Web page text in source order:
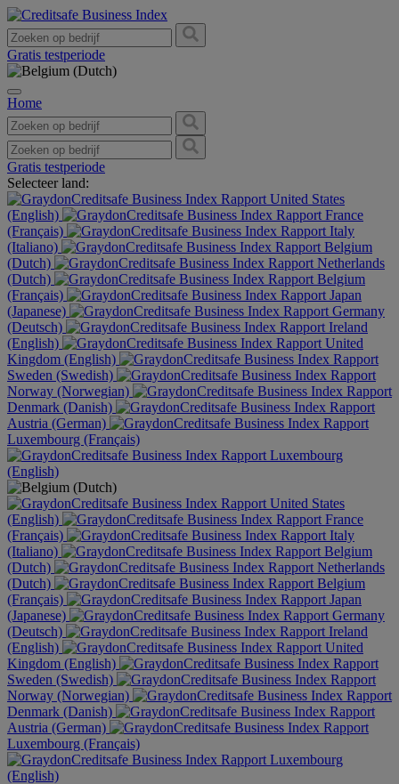
Gratis testperiode
Home
Gratis testperiode
Selecteer land:
United States
(English)
France
(Français)
Italy
(Italiano)
Belgium
(Dutch)
Netherlands
(Dutch)
Belgium
(Français)
Japan
(Japanese)
Germany
(Deutsch)
Ireland
(English)
United
Kingdom (English)
Sweden (Swedish)
Norway (Norwegian)
Denmark (Danish)
Austria (German)
Luxembourg (Français)
Luxembourg
(English)
United States
(English)
France
(Français)
Italy
(Italiano)
Belgium
(Dutch)
Netherlands
(Dutch)
Belgium
(Français)
Japan
(Japanese)
Germany
(Deutsch)
Ireland
(English)
United
Kingdom (English)
Sweden (Swedish)
Norway (Norwegian)
Denmark (Danish)
Austria (German)
Luxembourg (Français)
Luxembourg
(English)